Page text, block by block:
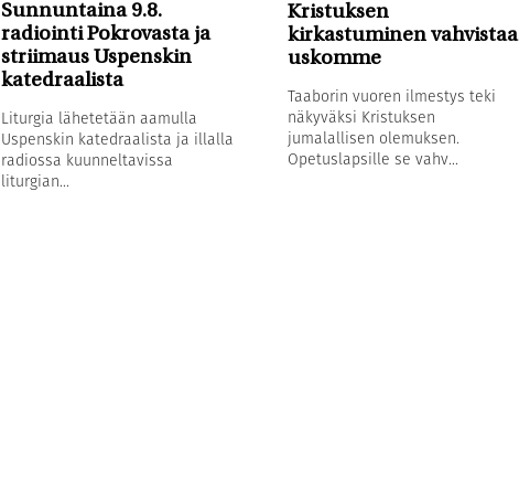
Sunnuntaina 9.8.
radiointi Pokrovasta ja
striimaus Uspenskin
katedraalista
Liturgia lähetetään aamulla
Uspenskin katedraalista ja illalla
radiossa kuunneltavissa
liturgian...
Kristuksen
kirkastuminen vahvistaa
uskomme
Taaborin vuoren ilmestys teki
näkyväksi Kristuksen
jumalallisen olemuksen.
Opetuslapsille se vahv...